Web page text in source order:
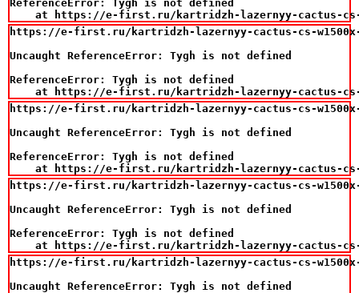
ReferenceError: Tygh is not defined
at https://e-first.ru/kartridzh-lazernyy-cactus-
https://e-first.ru/kartridzh-lazernyy-cactus-cs-w1500x-
Uncaught ReferenceError: Tygh is not defined
ReferenceError: Tygh is not defined
at https://e-first.ru/kartridzh-lazernyy-cactus-
https://e-first.ru/kartridzh-lazernyy-cactus-cs-w1500x-
Uncaught ReferenceError: Tygh is not defined
ReferenceError: Tygh is not defined
at https://e-first.ru/kartridzh-lazernyy-cactus-
https://e-first.ru/kartridzh-lazernyy-cactus-cs-w1500x-
Uncaught ReferenceError: Tygh is not defined
ReferenceError: Tygh is not defined
at https://e-first.ru/kartridzh-lazernyy-cactus-
https://e-first.ru/kartridzh-lazernyy-cactus-cs-w1500x-
Uncaught ReferenceError: Tygh is not defined